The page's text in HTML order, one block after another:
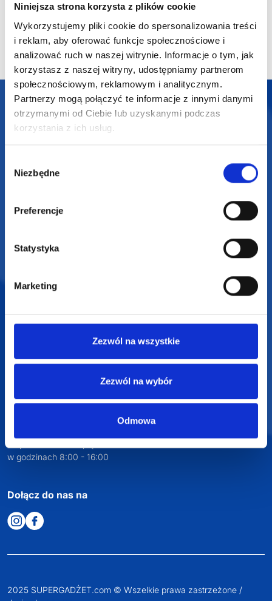
Niniejsza strona korzysta z plików cookie
Wykorzystujemy pliki cookie do spersonalizowania treści
i reklam, aby oferować funkcje społecznościowe i
analizować ruch w naszej witrynie. Informacje o tym, jak
korzystasz z naszej witryny, udostępniamy partnerom
społecznościowym, reklamowym i analitycznym.
Partnerzy mogą połączyć te informacje z innymi danymi
otrzymanymi od Ciebie lub uzyskanymi podczas
korzystania z ich usług.
zgody
Niezbędne
Preferencje
Statystyka
Marketing
Zezwól na wszystkie
Zezwól na wybór
Odmowa
16,52zł netto 12,17zł netto
Darmowa wizualizacja
Profesjonalne doradztwo
Osiecza Pierwsza 29
KONTAKT
biuro@supergadzet.com
od poniedziałku do piątku
w godzinach 8:00 - 16:00